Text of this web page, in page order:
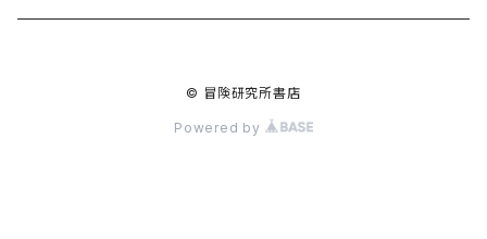
© 冒険研究所書店
Powered by